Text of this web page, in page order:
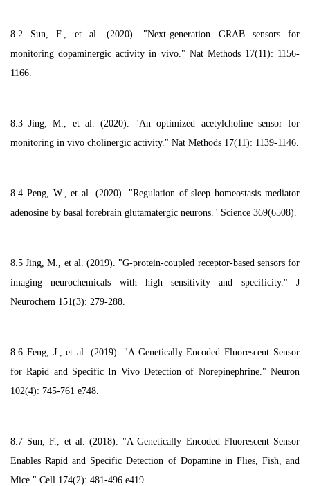
8.2 Sun, F., et al. (2020). "Next-generation GRAB sensors for
monitoring dopaminergic activity in vivo." Nat Methods 17(11): 1156-
1166.
8.3 Jing, M., et al. (2020). "An optimized acetylcholine sensor for
monitoring in vivo cholinergic activity." Nat Methods 17(11): 1139-1146.
8.4 Peng, W., et al. (2020). "Regulation of sleep homeostasis mediator
adenosine by basal forebrain glutamatergic neurons." Science 369(6508).
8.5 Jing, M., et al. (2019). "G-protein-coupled receptor-based sensors for
imaging neurochemicals with high sensitivity and specificity." J
Neurochem 151(3): 279-288.
8.6 Feng, J., et al. (2019). "A Genetically Encoded Fluorescent Sensor
for Rapid and Specific In Vivo Detection of Norepinephrine." Neuron
102(4): 745-761 e748.
8.7 Sun, F., et al. (2018). "A Genetically Encoded Fluorescent Sensor
Enables Rapid and Specific Detection of Dopamine in Flies, Fish, and
Mice." Cell 174(2): 481-496 e419.